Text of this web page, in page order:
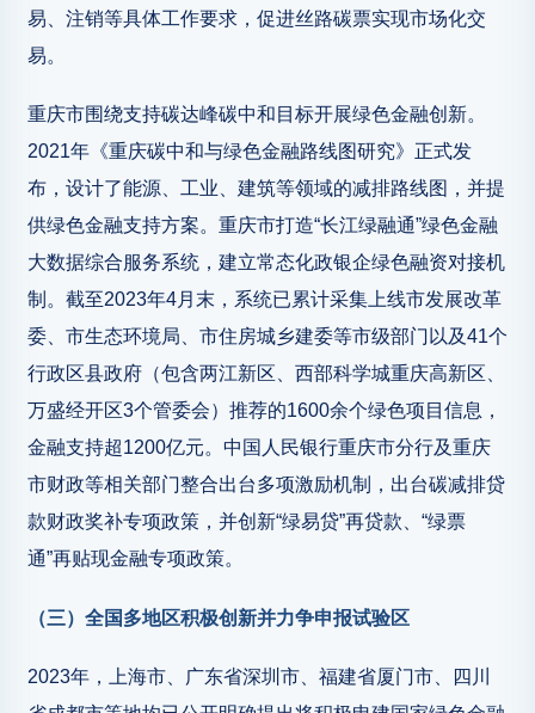
易、注销等具体工作要求，促进丝路碳票实现市场化交
易。
重庆市围绕支持碳达峰碳中和目标开展绿色金融创新。
2021年《重庆碳中和与绿色金融路线图研究》正式发
布，设计了能源、工业、建筑等领域的减排路线图，并提
供绿色金融支持方案。重庆市打造“长江绿融通”绿色金融
大数据综合服务系统，建立常态化政银企绿色融资对接机
制。截至2023年4月末，系统已累计采集上线市发展改革
委、市生态环境局、市住房城乡建委等市级部门以及41个
行政区县政府（包含两江新区、西部科学城重庆高新区、
万盛经开区3个管委会）推荐的1600余个绿色项目信息，
金融支持超1200亿元。中国人民银行重庆市分行及重庆
市财政等相关部门整合出台多项激励机制，出台碳减排贷
款财政奖补专项政策，并创新“绿易贷”再贷款、“绿票
通”再贴现金融专项政策。
（三）全国多地区积极创新并力争申报试验区
2023年，上海市、广东省深圳市、福建省厦门市、四川